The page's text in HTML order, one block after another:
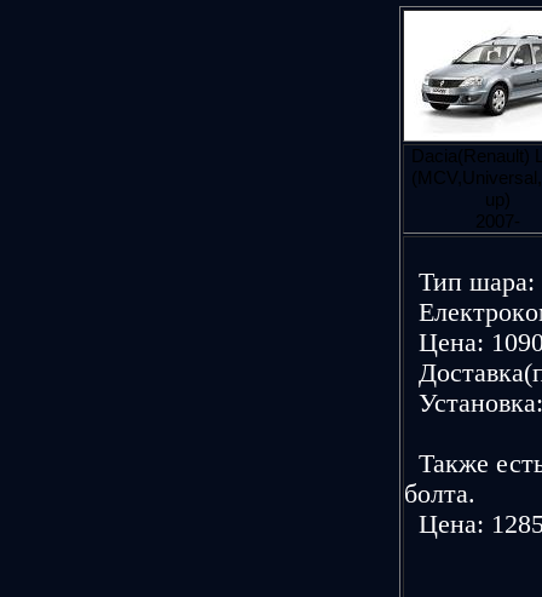
Dacia(Renault)
up)
2007-
Тип шаpа:
Цeна:
Также
болта.
Цена: